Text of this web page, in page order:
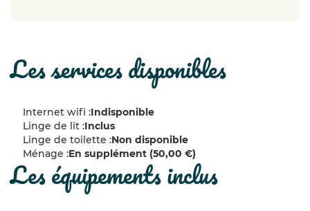
les services disponibles
Internet wifi :Indisponible
Linge de lit :Inclus
Linge de toilette :Non disponible
Ménage :En supplément (50,00 €)
les équipements inclus